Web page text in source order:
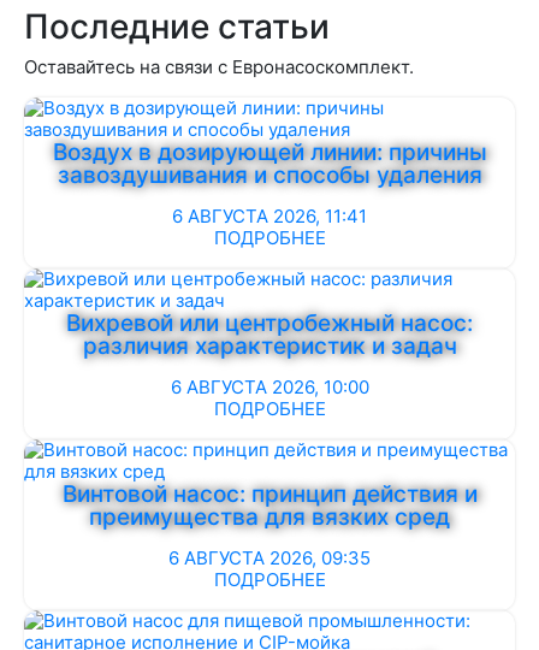
Последние статьи
Оставайтесь на связи с Евронасоскомплект.
Воздух в дозирующей линии: причины
завоздушивания и способы удаления
6 АВГУСТА 2026, 11:41
ПОДРОБНЕЕ
Вихревой или центробежный насос:
различия характеристик и задач
6 АВГУСТА 2026, 10:00
ПОДРОБНЕЕ
Винтовой насос: принцип действия и
преимущества для вязких сред
6 АВГУСТА 2026, 09:35
ПОДРОБНЕЕ